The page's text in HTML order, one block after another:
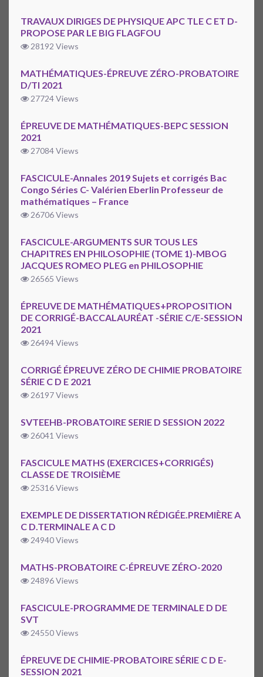
TRAVAUX DIRIGES DE PHYSIQUE APC TLE C ET D-
PROPOSE PAR LE BIG FLAGFOU
28192 Views
MATHÉMATIQUES-ÉPREUVE ZÉRO-PROBATOIRE
D/TI 2021
27724 Views
ÉPREUVE DE MATHÉMATIQUES-BEPC SESSION
2021
27084 Views
FASCICULE-Annales 2019 Sujets et corrigés Bac
Congo Séries C- Valérien Eberlin Professeur de
mathématiques – France
26706 Views
FASCICULE-ARGUMENTS SUR TOUS LES
CHAPITRES EN PHILOSOPHIE (TOME 1)-MBOG
JACQUES ROMEO PLEG en PHILOSOPHIE
26565 Views
ÉPREUVE DE MATHÉMATIQUES+PROPOSITION
DE CORRIGÉ-BACCALAURÉAT -SÉRIE C/E-SESSION
2021
26494 Views
CORRIGÉ ÉPREUVE ZÉRO DE CHIMIE PROBATOIRE
SÉRIE C D E 2021
26197 Views
SVTEEHB-PROBATOIRE SERIE D SESSION 2022
26041 Views
FASCICULE MATHS (EXERCICES+CORRIGÉS)
CLASSE DE TROISIÈME
25316 Views
EXEMPLE DE DISSERTATION RÉDIGÉE.PREMIÈRE A
C D.TERMINALE A C D
24940 Views
MATHS-PROBATOIRE C-ÉPREUVE ZÉRO-2020
24896 Views
FASCICULE-PROGRAMME DE TERMINALE D DE
SVT
24550 Views
ÉPREUVE DE CHIMIE-PROBATOIRE SÉRIE C D E-
SESSION 2021